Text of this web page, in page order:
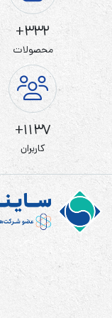
سیستم‌های نجات
یو پی اس و … کاربرد
RITAR
این باتری برای مصارف
باتری یو پی
باتری سیستم
باتری سانترال
332+
محصولات
1137+
کاربران